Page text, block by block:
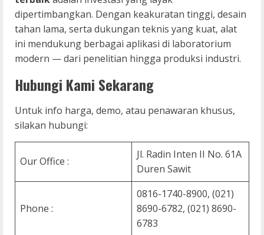
dipertimbangkan. Dengan keakuratan tinggi, desain
tahan lama, serta dukungan teknis yang kuat, alat
ini mendukung berbagai aplikasi di laboratorium
modern — dari penelitian hingga produksi industri.
Hubungi Kami Sekarang
Untuk info harga, demo, atau penawaran khusus,
silakan hubungi:
Our Office :
Jl. Radin Inten II No. 61A
Duren Sawit
Phone :
0816-1740-8900, (021)
8690-6782, (021) 8690-
6783